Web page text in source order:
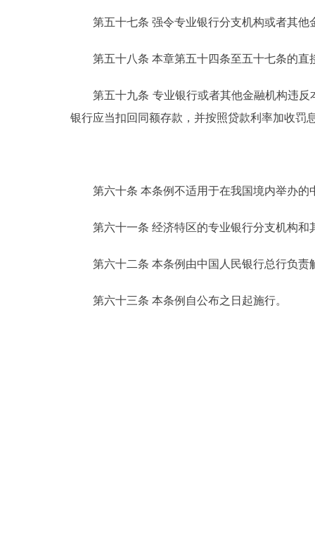
第五十七条 强令专业银行分支机构或者其他
第五十八条 本章第五十四条至五十七条的直
第五十九条 专业银行或者其他金融机构违反
银行应当扣回同额存款，并按照贷款利率加收罚
第六十条 本条例不适用于在我国境内举办的
第六十一条 经济特区的专业银行分支机构和
第六十二条 本条例由中国人民银行总行负责
第六十三条 本条例自公布之日起施行。